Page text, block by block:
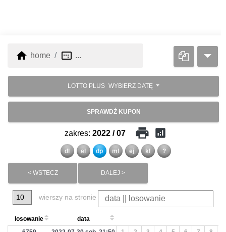
home home image_aspect_ratio ...
LOTTO PLUS WYBIERZ DATĘ
SPRAWDŹ KUPON
zakres: 2022 / 07 print analytics
dl el dp ml ej kl ?
< WSTECZ DALEJ >
wierszy na stronie
losowanie
data